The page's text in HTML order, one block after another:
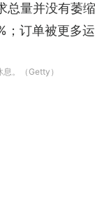
总量并没有萎
订单被更多
。（Getty）